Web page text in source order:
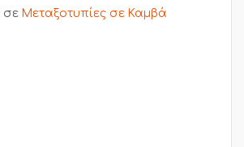
σε Μεταξοτυπίες σε Καμβά